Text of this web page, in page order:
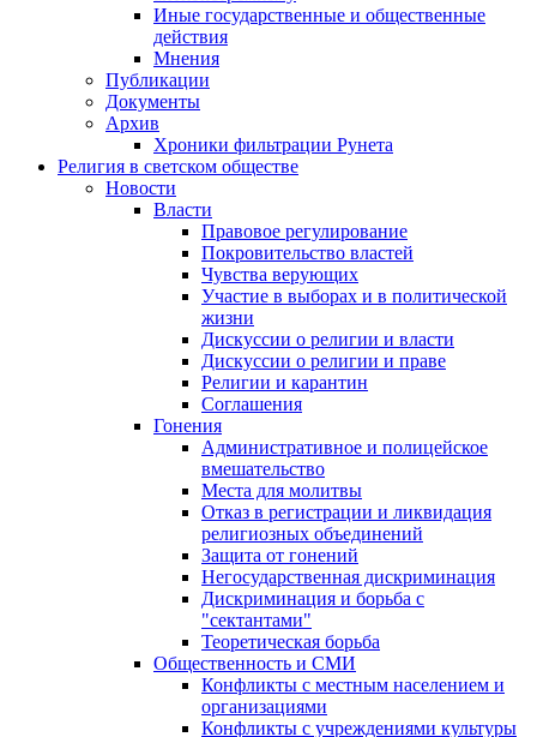
Иные государственные и общественные
действия
Мнения
Публикации
Документы
Архив
Хроники фильтрации Рунета
Религия в светском обществе
Новости
Власти
Правовое регулирование
Покровительство властей
Чувства верующих
Участие в выборах и в политической
жизни
Дискуссии о религии и власти
Дискуссии о религии и праве
Религии и карантин
Соглашения
Гонения
Административное и полицейское
вмешательство
Места для молитвы
Отказ в регистрации и ликвидация
религиозных объединений
Защита от гонений
Негосударственная дискриминация
Дискриминация и борьба с
"сектантами"
Теоретическая борьба
Общественность и СМИ
Конфликты с местным населением и
организациями
Конфликты с учреждениями культуры